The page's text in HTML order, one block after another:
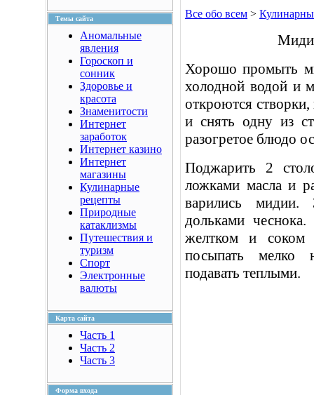
Темы сайта
Аномальные
явления
Гороскоп и
сонник
Здоровье и
красота
Знаменитости
Интернет
заработок
Интернет казино
Интернет
магазины
Кулинарные
рецепты
Природные
катаклизмы
Путешествия и
туризм
Спорт
Электронные
валюты
Карта сайта
Часть 1
Часть 2
Часть 3
Форма входа
Все обо всем >
Хорошо промыть
холодной водой и
откроются
и снять одну из
разогретое блюдо
Поджарить 2
ложками масла и
варились мидии.
дольками
желтком и соком
посыпать мелко
подавать теплыми.